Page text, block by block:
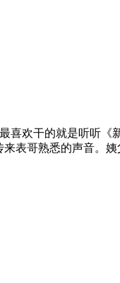
欢干的就是听听
表哥熟悉的声音。姨